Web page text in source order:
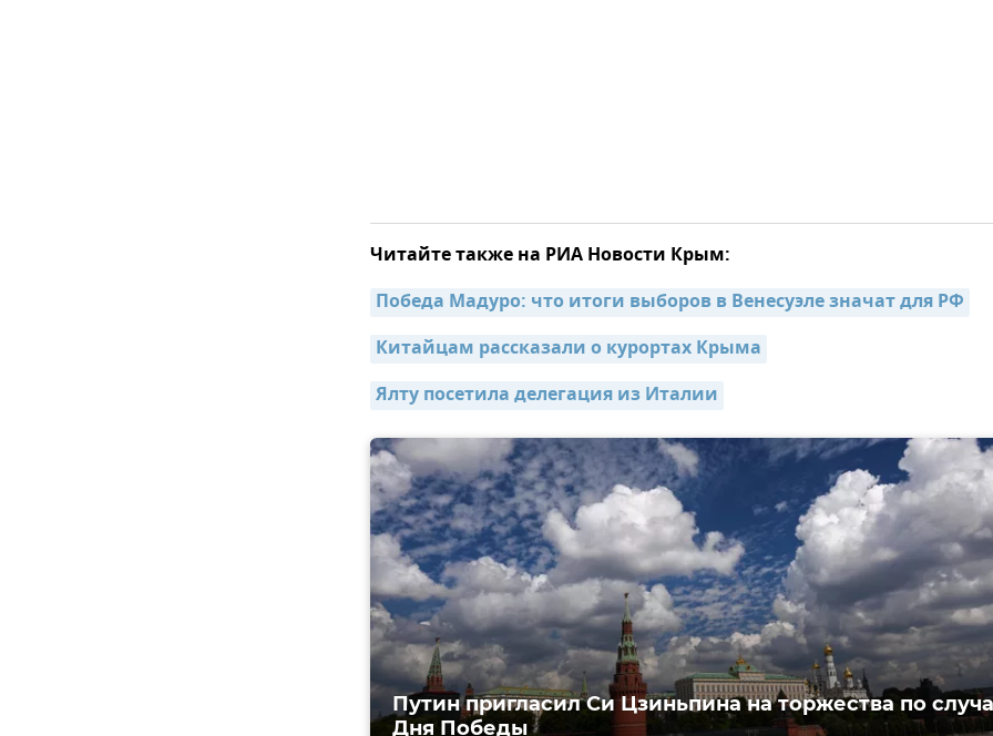
Читайте также на РИА Новости Крым:
Победа Мадуро: что итоги выборов в Венесуэле значат для РФ
Китайцам рассказали о курортах Крыма
Ялту посетила делегация из Италии
Путин пригласил Си Цзиньпина на торжества по
Дня Победы